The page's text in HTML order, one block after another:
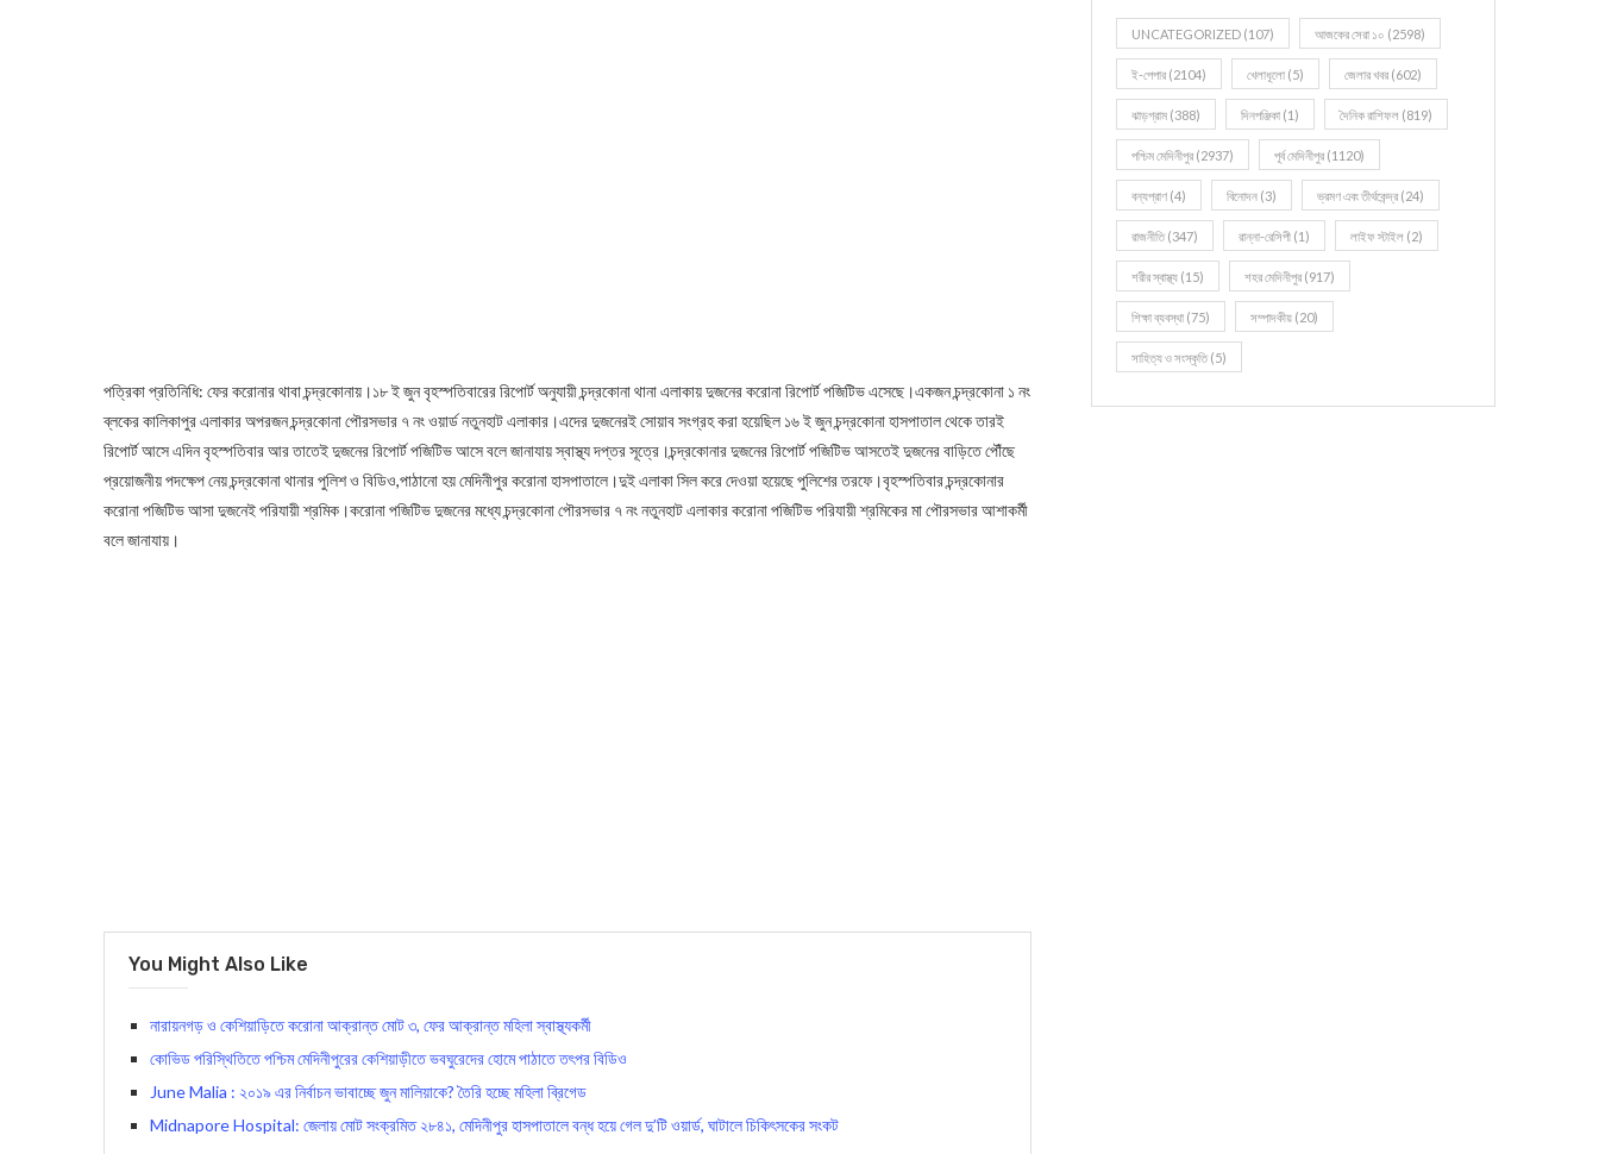
পত্রিকা প্রতিনিধি: ফের করোনার থাবা চন্দ্রকোনায়।১৮ ই জুন বৃহস্পতিবারের রিপোর্ট অনুযায়ী চন্দ্রকোনা থানা এলাকায় দুজনের করোনা রিপোর্ট পজিটিভ এসেছে।একজন চন্দ্রকোনা ১ নং
ব্লকের কালিকাপুর এলাকার অপরজন চন্দ্রকোনা পৌরসভার ৭ নং ওয়ার্ড নতুনহাট এলাকার।এদের দুজনেরই সোয়াব সংগ্রহ করা হয়েছিল ১৬ ই জুন চন্দ্রকোনা হাসপাতাল থেকে তারই
রিপোর্ট আসে এদিন বৃহস্পতিবার আর তাতেই দুজনের রিপোর্ট পজিটিভ আসে বলে জানাযায় স্বাস্থ্য দপ্তর সূত্রে।চন্দ্রকোনার দুজনের রিপোর্ট পজিটিভ আসতেই দুজনের বাড়িতে পৌঁছে
প্রয়োজনীয় পদক্ষেপ নেয় চন্দ্রকোনা থানার পুলিশ ও বিডিও,পাঠানো হয় মেদিনীপুর করোনা হাসপাতালে।দুই এলাকা সিল করে দেওয়া হয়েছে পুলিশের তরফে।বৃহস্পতিবার চন্দ্রকোনার
করোনা পজিটিভ আসা দুজনেই পরিযায়ী শ্রমিক।করোনা পজিটিভ দুজনের মধ্যে চন্দ্রকোনা পৌরসভার ৭ নং নতুনহাট এলাকার করোনা পজিটিভ পরিযায়ী শ্রমিকের মা পৌরসভার আশাকর্মী
বলে জানাযায়।
You Might Also Like
নারায়নগড় ও কেশিয়াড়িতে করোনা আক্রান্ত মোট ৩, ফের আক্রান্ত মহিলা স্বাস্থ্যকর্মী
কোভিড পরিস্থিতিতে পশ্চিম মেদিনীপুরের কেশিয়াড়ীতে ভবঘুরেদের হোমে পাঠাতে তৎপর বিডিও
June Malia : ২০১৯ এর নির্বাচন ভাবাচ্ছে জুন মালিয়াকে? তৈরি হচ্ছে মহিলা ব্রিগেড
Midnapore Hospital: জেলায় মোট সংক্রমিত ২৮৪১, মেদিনীপুর হাসপাতালে বন্ধ হয়ে গেল দু’টি ওয়ার্ড, ঘাটালে চিকিৎসকের সংকট
UNCATEGORIZED (107) আজকের সেরা ১০ (2598)
ই-পেপার (2104) খেলাধূলো (5) জেলার খবর (602)
ঝাড়গ্রাম (388) দিনপঞ্জিকা (1) দৈনিক রাশিফল (819)
পশ্চিম মেদিনীপুর (2937) পূর্ব মেদিনীপুর (1120)
বন্যপ্রাণ (4) বিনোদন (3) ভ্রমণ এবং তীর্থকেন্দ্র (24)
রাজনীতি(347) রান্না-রেসিপী (1) লাইফ স্টাইল (2)
শরীর স্বাস্থ্য (15) শহর মেদিনীপুর (917)
শিক্ষা ব্যবস্থা (75) সম্পাদকীয় (20)
সাহিত্য ও সংস্কৃতি(5)